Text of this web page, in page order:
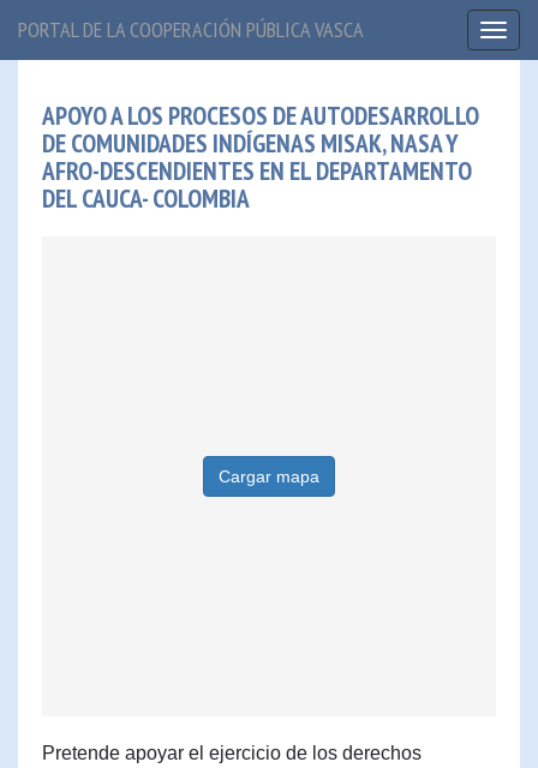
PORTAL DE LA COOPERACIÓN PÚBLICA VASCA
APOYO A LOS PROCESOS DE AUTODESARROLLO
DE COMUNIDADES INDÍGENAS MISAK, NASA Y
AFRO-DESCENDIENTES EN EL DEPARTAMENTO
DEL CAUCA- COLOMBIA
Cargar mapa
Pretende apoyar el ejercicio de los derechos